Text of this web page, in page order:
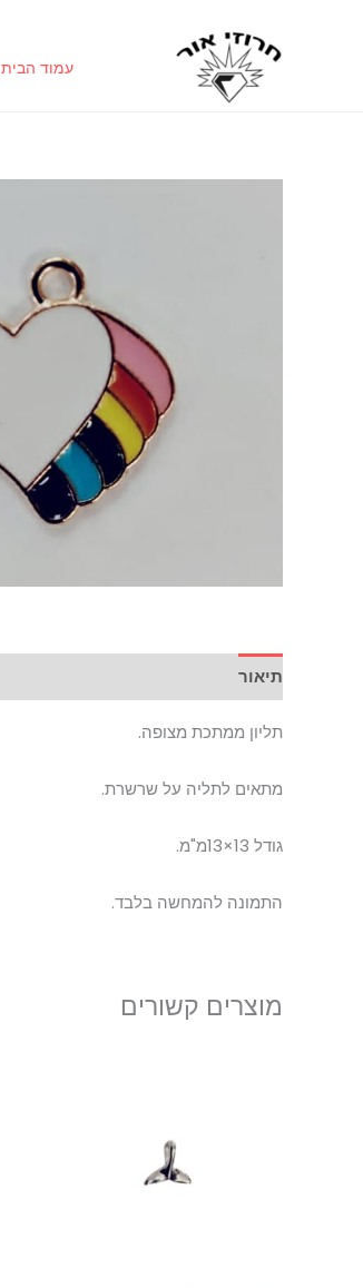
עמוד הבית
תיאור
תליון ממתכת מצופה.
מתאים לתליה על שרשרת.
גודל 13×13מ"מ.
התמונה להמחשה בלבד.
מוצרים קשורים